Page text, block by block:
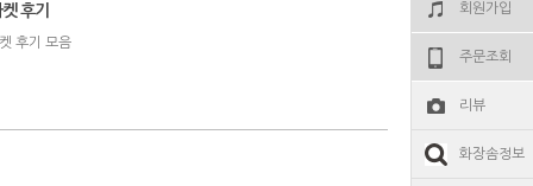
회원가입
주문조회
리뷰
화장솜정보
후기
후기 모음